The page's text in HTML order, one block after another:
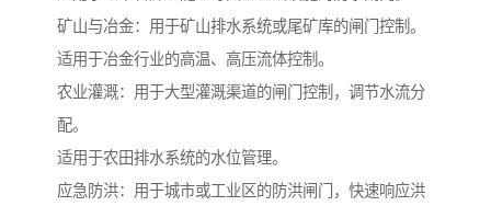
矿山与冶金：用于矿山排水系统或尾矿库的闸门控制。
适用于冶金行业的高温、高压流体控制。
农业灌溉：用于大型灌溉渠道的闸门控制，调节水流分
配。
适用于农田排水系统的水位管理。
应急防洪：用于城市或工业区的防洪闸门，快速响应洪